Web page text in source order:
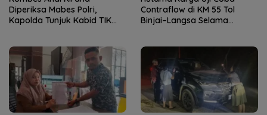
Diperiksa Mabes Polri,
Kapolda Tunjuk Kabid TIK
Contraflow di KM 55 Tol
Binjai–Langsa Selama